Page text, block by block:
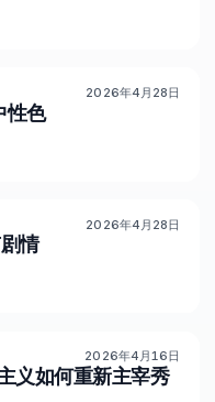
86% 60
2026年4月28日
性色
86% 62
2026年4月28日
情
93% 68
2026年4月16日
义如何重新主宰秀